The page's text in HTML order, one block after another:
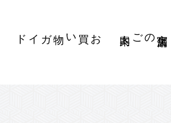
お買い物ガイド